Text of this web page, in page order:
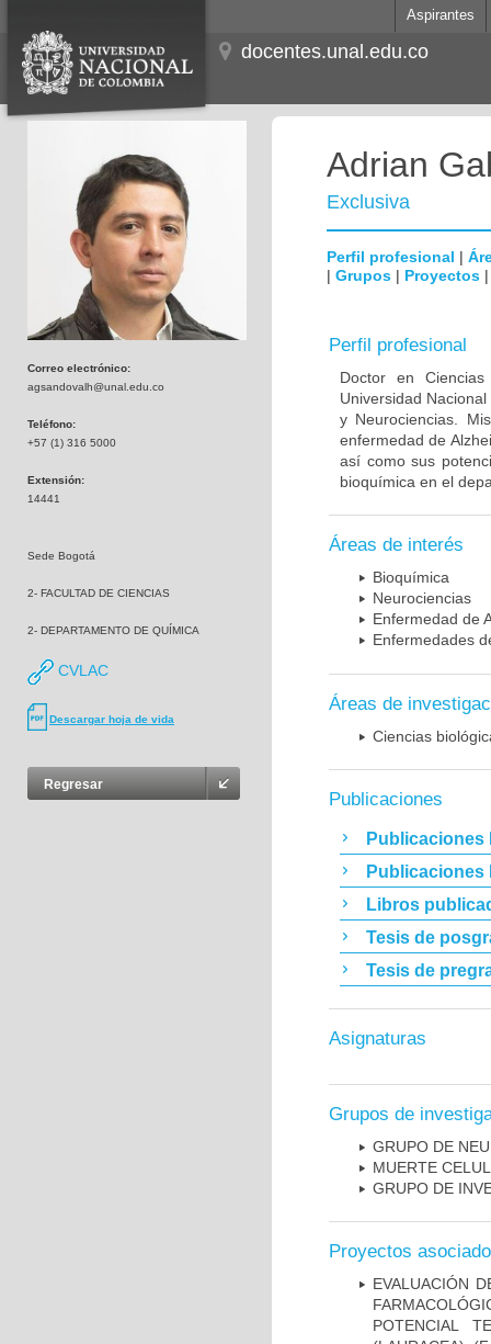
Aspirantes
docentes.unal.edu.co
Correo electrónico:
agsandovalh@unal.edu.co
Teléfono:
+57 (1) 316 5000
Extensión:
14441
Sede Bogotá
2- FACULTAD DE CIENCIAS
2- DEPARTAMENTO DE QUÍMICA
CVLAC
Descargar hoja de vida
Regresar
Adrian
Exclusiva
Perfil profesional |
| Grupos | Proyectos
Perfil profesional
Doctor en
Universidad
y Neurociencias.
enfermedad de
así como sus
bioquímica en el
Áreas de interés
Bioquímica
Neurociencias
Enfermedad de
Enfermedades
Áreas de
Ciencias
Publicaciones
Publicaciones
Publicaciones
Libros
Tesis de
Tesis de
Asignaturas
Grupos de
GRUPO DE
MUERTE
GRUPO DE
Proyectos
EVALUACIÓN
POTENCIAL